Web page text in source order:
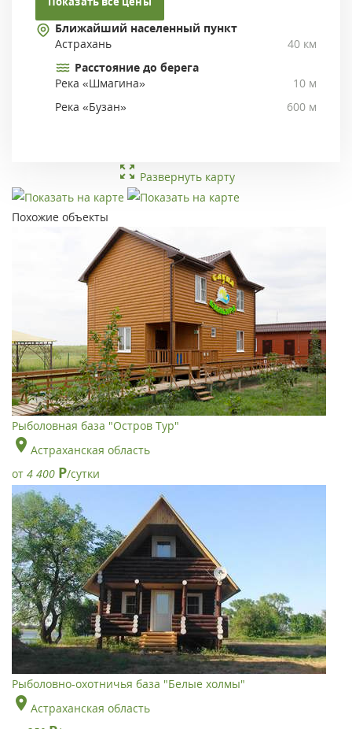
Ближайший населенный пункт
Астрахань
40 км
Расстояние до берега
Река «Шмагина»
10 м
Река «Бузан»
600 м
Развернуть карту
Похожие объекты
Рыболовная база "Остров Тур"
Астраханская область
от 4 400 Р/сутки
Рыболовно-охотничья база "Белые холмы"
Астраханская область